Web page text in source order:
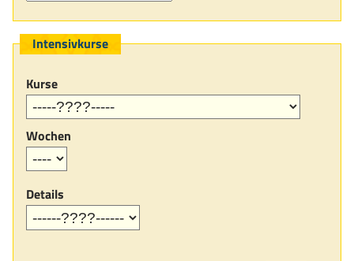
Intensivkurse
Kurse
Wochen
Details